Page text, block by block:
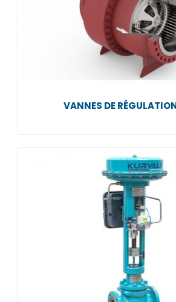
VANNES DE